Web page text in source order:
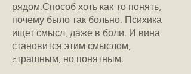
рядом.Способ хоть как-то понять,
почему было так больно. Психика
ищет смысл, даже в боли. И вина
становится этим смыслом,
cтрашным, но понятным.